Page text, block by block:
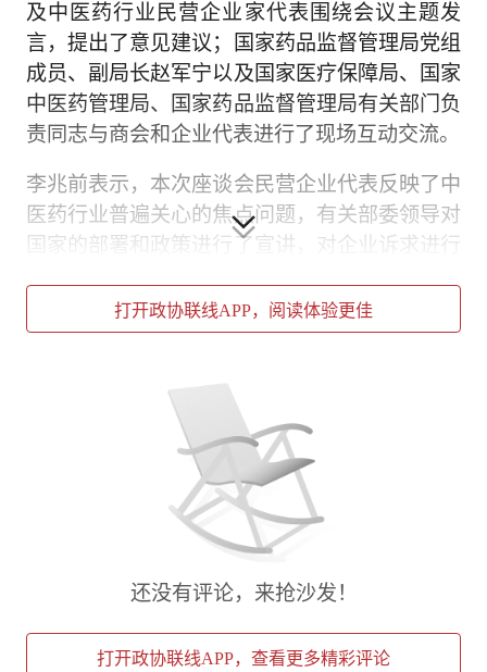
及中医药行业民营企业家代表围绕会议主题发
言，提出了意见建议；国家药品监督管理局党组
成员、副局长赵军宁以及国家医疗保障局、国家
中医药管理局、国家药品监督管理局有关部门负
责同志与商会和企业代表进行了现场互动交流。
李兆前表示，本次座谈会民营企业代表反映了中
医药行业普遍关心的焦点问题，有关部委领导对
国家的部署和政策进行了宣讲，对企业诉求进行
策完善落实、促进中医药行业健康发展具有重要
现实意义。广大中医药企业要坚定不移走高质量
将充分发挥桥梁纽带和助手作用，聚焦民营经济
领域存在的痛点难点堵点问题，创新工作载体，
积极搭建平台，反映民营企业合理诉求，推动政
策落实落细落地，进一步促进民营企业改革发
打开政协联线APP，阅读体验更佳
还没有评论，来抢沙发！
打开政协联线APP，查看更多精彩评论